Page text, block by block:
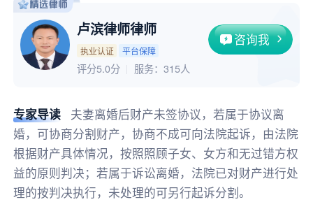
卢滨律师律师
执业认证 平台保障
咨询我
评分5.0分 服务： 315人
专家导读
夫妻离婚后财产未签协议，若属于协议离
婚，可协商分割财产，协商不成可向法院起诉，由法院
根据财产具体情况，按照照顾子女、女方和无过错方权
益的原则判决；若属于诉讼离婚，法院已对财产进行处
理的按判决执行，未处理的可另行起诉分割。